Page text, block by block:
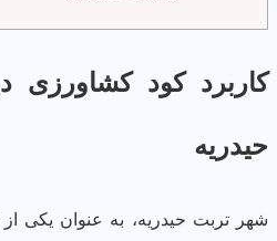
کود کشاورزی
تربت حیدریه، به عنوان یکی از